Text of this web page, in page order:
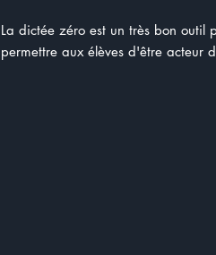
La dictée zéro est un très bon outil
permettre aux élèves d'être acteur